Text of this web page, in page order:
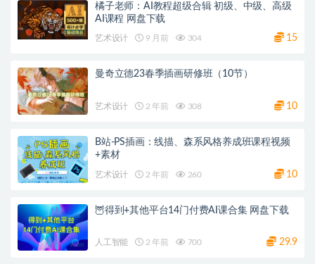
橘子老师：AI教程超级合辑 初级、中级、高级
AI课程 网盘下载
艺术设计 9 月前 304 15
曼奇立德23春季插画研修班（10节）
艺术设计 2 年前 308 10
B站-PS插画：线描、森系风格养成班课程视频
+素材
艺术设计 2 年前 260 10
🦉得到+其他平台14门付费AI课合集 网盘下载
人工智能 2 年前 700 29.9